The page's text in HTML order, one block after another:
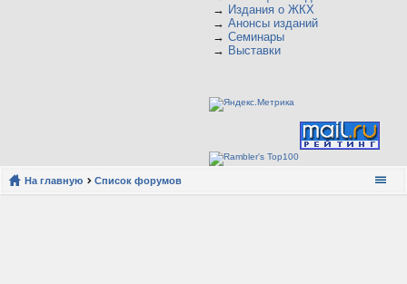
→ Издания о ЖКХ
→ Анонсы изданий
→ Семинары
→ Выставки
На главную Список форумов